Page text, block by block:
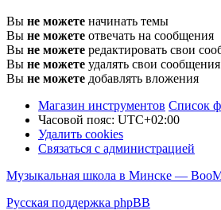
Вы не можете начинать темы
Вы не можете отвечать на сообщения
Вы не можете редактировать свои
Вы не можете удалять свои сообщения
Вы не можете добавлять вложения
Магазин инструментов Список
Часовой пояс: UTC+02:00
Удалить cookies
Связаться с администрацией
Музыкальная школа в Минске —
Русская поддержка phpBB